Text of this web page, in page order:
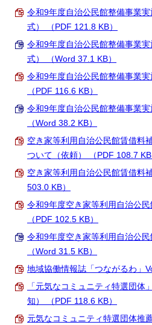
令和9年度自治公民館整備事業
式） （PDF 121.8 KB）
令和9年度自治公民館整備事業
式） （Word 37.1 KB）
令和9年度自治公民館整備事業実
（PDF 116.6 KB）
令和9年度自治公民館整備事業実
（Word 38.2 KB）
空き家等利用自治公民館賃借料
ついて（依頼） （PDF 108.7 KB
空き家等利用自治公民館賃借料
503.0 KB）
令和9年度空き家等利用自治公
（PDF 102.5 KB）
令和9年度空き家等利用自治公
（Word 31.5 KB）
地域協働情報誌「つながるわ」
「元気なコミュニティ特選団体
知） （PDF 118.6 KB）
元気なコミュニティ特選団体推